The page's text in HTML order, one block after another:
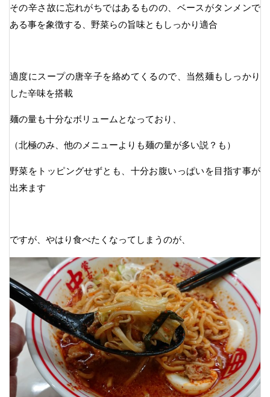
その辛さ故に忘れがちではあるものの、ベースがタンメンで
ある事を象徴する、野菜らの旨味ともしっかり適合
適度にスープの唐辛子を絡めてくるので、当然麺もしっかり
した辛味を搭載
麺の量も十分なボリュームとなっており、
（北極のみ、他のメニューよりも麺の量が多い説？も）
野菜をトッピングせずとも、十分お腹いっぱいを目指す事が
出来ます
ですが、やはり食べたくなってしまうのが、